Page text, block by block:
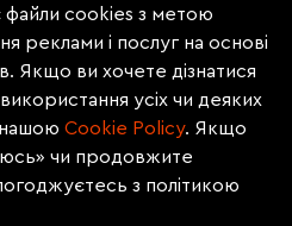
не нижче третього
яких міститься
відтворення або
заборонено
згоди редакції.
PROMOTED, ЗА
файли cookies з метою
реклами і послуг на основі
Якщо ви хочете дізнатися
усіх чи деяких
Сookie Policy. Якщо
чи продовжите
з політикою